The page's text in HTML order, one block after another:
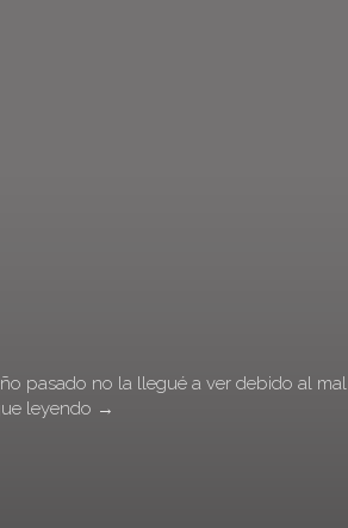
pasado no la llegué a ver debido al mal
leyendo →